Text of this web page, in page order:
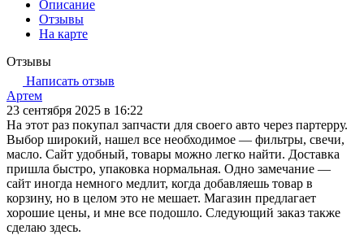
Описание
Отзывы
На карте
Отзывы
Написать отзыв
Артем
23 сентября 2025 в 16:22
На этот раз покупал запчасти для своего авто через партерру.
Выбор широкий, нашел все необходимое — фильтры, свечи,
масло. Сайт удобный, товары можно легко найти. Доставка
пришла быстро, упаковка нормальная. Одно замечание —
сайт иногда немного медлит, когда добавляешь товар в
корзину, но в целом это не мешает. Магазин предлагает
хорошие цены, и мне все подошло. Следующий заказ также
сделаю здесь.